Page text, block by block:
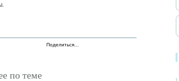
Поделиться…
по теме